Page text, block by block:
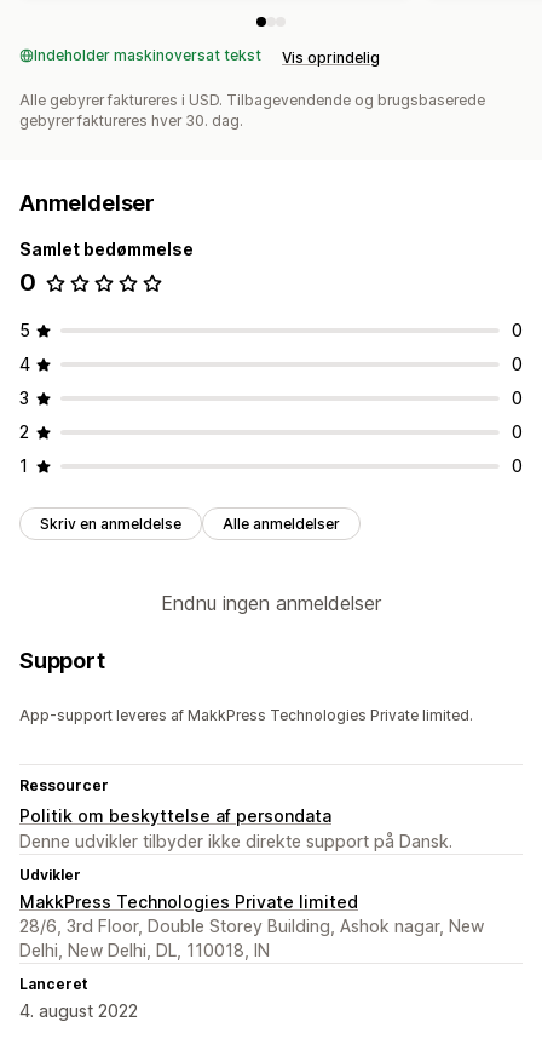
Indeholder maskinoversat tekst Vis oprindelig
Alle gebyrer faktureres i USD. Tilbagevendende og brugsbaserede
gebyrer faktureres hver 30. dag.
Anmeldelser
Samlet bedømmelse
0
5
0
4
0
3
0
2
0
1
0
Skriv en anmeldelse Alle anmeldelser
Endnu ingen anmeldelser
Support
App-support leveres af MakkPress Technologies Private limited.
Ressourcer
Politik om beskyttelse af persondata
Denne udvikler tilbyder ikke direkte support på Dansk.
Udvikler
MakkPress Technologies Private limited
28/6, 3rd Floor, Double Storey Building, Ashok nagar, New
Delhi, New Delhi, DL, 110018, IN
Lanceret
4. august 2022